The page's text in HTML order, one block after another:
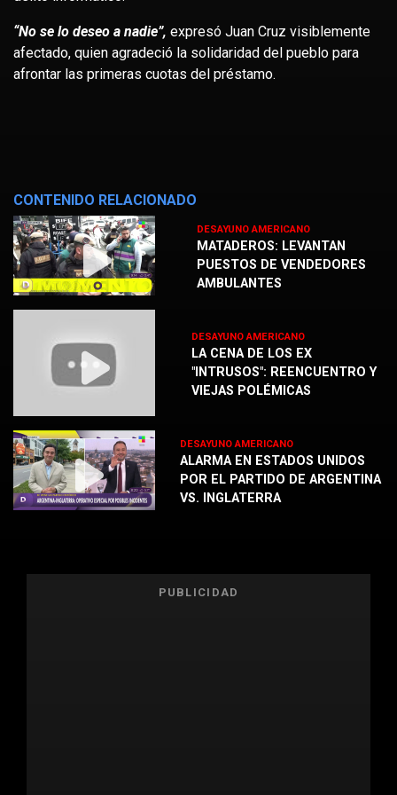
“No se lo deseo a nadie”, expresó Juan Cruz visiblemente
afectado, quien agradeció la solidaridad del pueblo para
afrontar las primeras cuotas del préstamo.
CONTENIDO RELACIONADO
DESAYUNO AMERICANO
MATADEROS: LEVANTAN
PUESTOS DE VENDEDORES
AMBULANTES
DESAYUNO AMERICANO
LA CENA DE LOS EX
"INTRUSOS": REENCUENTRO Y
VIEJAS POLÉMICAS
DESAYUNO AMERICANO
ALARMA EN ESTADOS UNIDOS
POR EL PARTIDO DE ARGENTINA
VS. INGLATERRA
PUBLICIDAD